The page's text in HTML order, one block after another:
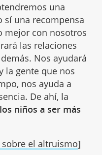
una
sí una recompensa
mejor con nosotros
las relaciones
Nos ayudará
la gente que nos
nos ayuda a
De ahí, la
niños a ser más
el altruismo]